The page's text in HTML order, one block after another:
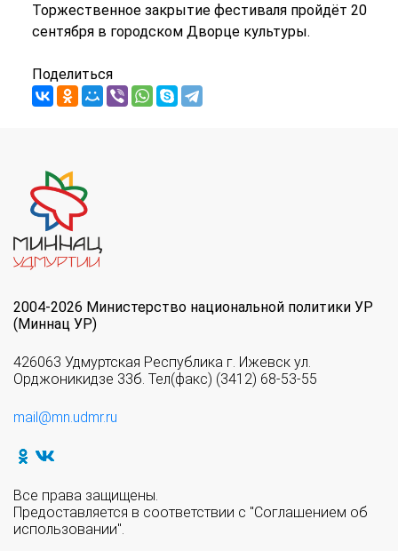
Торжественное закрытие фестиваля пройдёт 20
сентября в городском Дворце культуры.
Поделиться
2004-2026 Министерство национальной политики УР
(Миннац УР)
426063 Удмуртская Республика г. Ижевск ул.
Орджоникидзе 33б. Тел(факс) (3412) 68-53-55
mail@mn.udmr.ru
Все права защищены.
Предоставляется в соответствии с "Соглашением об
использовании".